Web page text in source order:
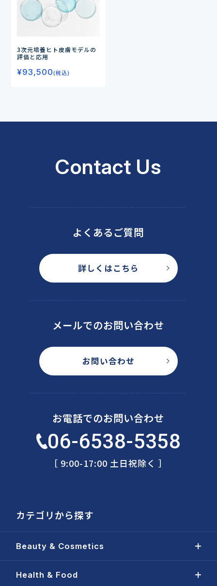
3次元培養ヒト皮膚モデルの
評価と応用
¥93,500(税込)
Contact Us
よくあるご質問
詳しくはこちら
メールでのお問い合わせ
お問い合わせ
お電話でのお問い合わせ
06-6538-5358
［ 9:00-17:00 土日祝除く ］
カテゴリから探す
Beauty & Cosmetics
Health & Food